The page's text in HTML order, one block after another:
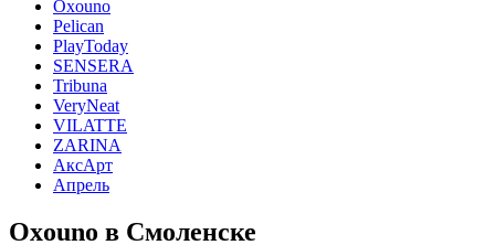
Oxouno
Pelican
PlayToday
SENSERA
Tribuna
VeryNeat
VILATTE
ZARINA
АксАрт
Апрель
Oxouno в Смоленске